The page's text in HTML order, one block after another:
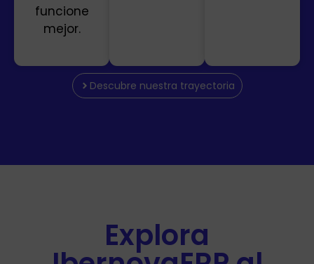
funcione
mejor.
Descubre nuestra trayectoria
Explora